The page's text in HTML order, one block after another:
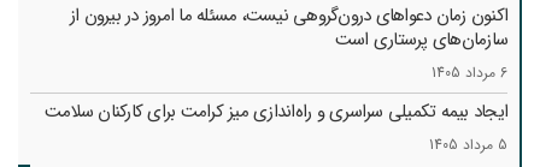
اکنون زمان دعواهای درون‌گروهی نیست، مسئله ما امروز در بیرون از
سازمان‌های پرستاری است
6 مرداد 1405
ایجاد بیمه تکمیلی سراسری و راه‌اندازی میز کرامت برای کارکنان سلامت
5 مرداد 1405